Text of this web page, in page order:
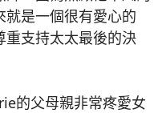
是一個很有愛心的
重支持太太最後的決
父母親非常疼愛女